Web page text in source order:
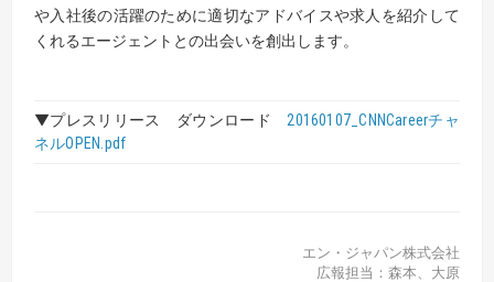
や入社後の活躍のために適切なアドバイスや求人を紹介して
くれるエージェントとの出会いを創出します。
▼プレスリリース ダウンロード 20160107_CNNCareerチャ
ネルOPEN.pdf
エン・ジャパン株式会社
広報担当：森本、大原